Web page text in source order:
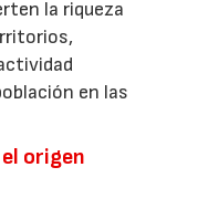
la riqueza
en las
origen